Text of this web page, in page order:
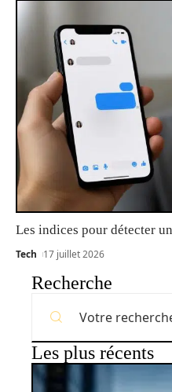
Les indices pour détecter
Tech 17 juillet 2026
Recherche
Les plus récents